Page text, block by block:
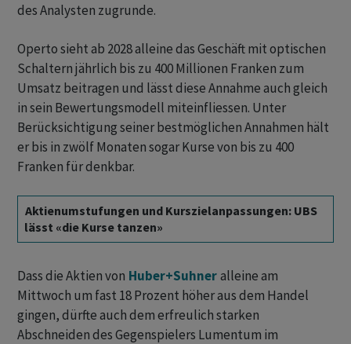
des Analysten zugrunde.
Operto sieht ab 2028 alleine das Geschäft mit optischen
Schaltern jährlich bis zu 400 Millionen Franken zum
Umsatz beitragen und lässt diese Annahme auch gleich
in sein Bewertungsmodell miteinfliessen. Unter
Berücksichtigung seiner bestmöglichen Annahmen hält
er bis in zwölf Monaten sogar Kurse von bis zu 400
Franken für denkbar.
Aktienumstufungen und Kurszielanpassungen: UBS
lässt «die Kurse tanzen»
Dass die Aktien von Huber+Suhneralleine am
Mittwoch um fast 18 Prozent höher aus dem Handel
gingen, dürfte auch dem erfreulich starken
Abschneiden des Gegenspielers Lumentum im